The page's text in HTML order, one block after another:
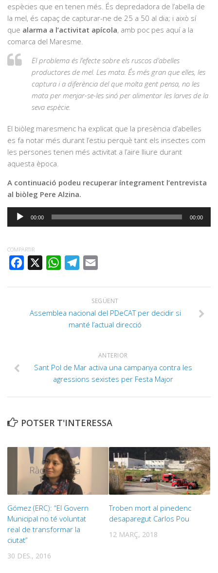
espècies que en tenen més. És depredadora de l’abella de
la mel, és capaç de capturar-ne de 25 a 50 al dia; i això sí
que alarma a l’activitat apícola, amb poc pes aquí a la
comarca del Maresme.
El problema és l’efecte sobre els ruscos d’abelles
productores de mel. Les mata. És més gran que elles, les
captura i a diferència del que molta gent pensa, no les
mata per menjar-se-les sinó per alimentar les larves de la
seva espècie.
El biòleg maresmenc ha explicat que la presència d’abelles
es fa notar més durant l’estiu perquè tant els insectes com
les persones tenen més activitat a l’aire lliure durant
aquesta època.
A continuació podeu recuperar íntegrament l’entrevista
al biòleg Pere Alzina.
Reproductor
00:00 00:00
COMPARTIR
FACEBOOK
WHATSAPPTELEGRAM
SEGÜENT
Assemblea nacional del PDeCAT per decidir si
manté l’actual direcció
ANTERIOR
Sant Pol de Mar activa una campanya contra les
agressions sexistes per Festa Major
POTSER T'INTERESSA
Gómez (ERC): “El Govern
Municipal no té voluntat
real de transformar la
ciutat”
30 DES., 2016
Troben mort al pinedenc
desaparegut Carlos Pou
12 MARÇ, 2018